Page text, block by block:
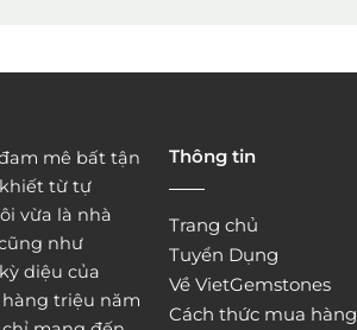
mê bất tận
từ tự
vừa là nhà
như
diệu của
triệu năm
Thông tin
Trang chủ
Tuyển Dụng
Về VietGemstones
Cách thức mua hàng